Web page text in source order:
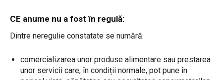
CE anume nu a fost în regulă:
Dintre neregulie constatate se numără:
comercializarea unor produse alimentare sau prestarea
unor servicii care, în condiții normale, pot pune în